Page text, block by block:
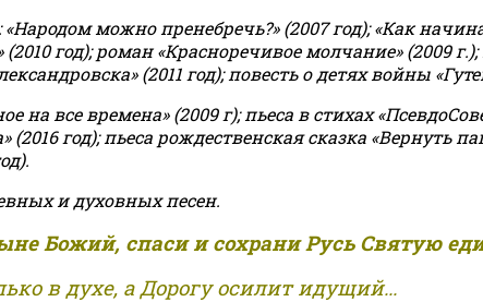
можно пренебречь?» (2007 год); «Как
год); роман «Красноречивое молчание» (2009
(2011 год); повесть о детях войны
на все времена» (2009 г); пьеса в стихах
год); пьеса рождественская сказка «Вернуть
и духовных песен.
Божий, спаси и сохрани Русь Святую
в духе, а Дорогу осилит идущий...